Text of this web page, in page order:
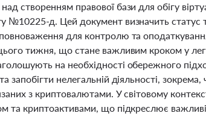
створенням правової бази для обігу
№10225-д. Цей документ визначить статус
повноваження для контролю та
тижня, що стане важливим кроком у
на необхідності обережного
запобігти нелегальній діяльності,
з криптовалютами. У світовому
та криптоактивами, що підкреслює